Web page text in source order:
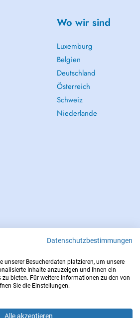
Wo wir sind
Luxemburg
Belgien
Deutschland
Österreich
Schweiz
Niederlande
Datenschutzbestimmungen
unserer Besucherdaten platzieren, um unsere
Inhalte anzuzeigen und Ihnen ein
bieten. Für weitere Informationen zu den von
Sie die Einstellungen.
Alle akzeptieren